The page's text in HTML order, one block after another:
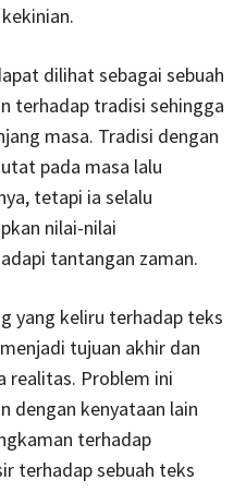
dilihat sebagai sebuah
terhadap tradisi sehingga
masa. Tradisi dengan
pada masa lalu
tetapi ia selalu
nilai-nilai
tantangan zaman.
yang keliru terhadap teks
tujuan akhir dan
realitas. Problem ini
dengan kenyataan lain
terhadap
terhadap sebuah teks